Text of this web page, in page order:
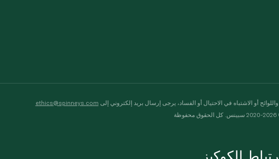
أو الاشتباه في الاحتيال أو الفساد، يرجى إرسال بريد إلكتروني إلى ethics@spinneys.com
الكوكيز.